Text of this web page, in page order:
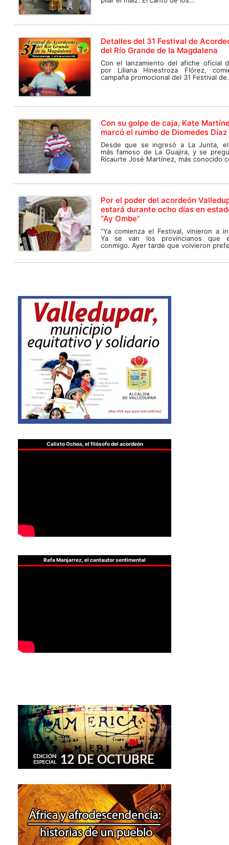
Detalles del 31 Festival de
del Río Grande de la Magdalena
Con el lanzamiento del afiche oficial
por Liliana Hinestroza Flórez,
campaña promocional del 31 Festival
Con su golpe de caja, Kate
marcó el rumbo de Diomedes Díaz
Desde que se ingresó a La Junta,
más famoso de La Guajira, y se
Ricaurte José Martínez, más conocido
Por el poder del acordeón
estará durante ocho días en
“Ay Ombe”
“Ya comienza el Festival, vinieron a
Ya se van los provincianos que
conmigo. Ayer tarde que volvieron
Calixto Ochoa, el filósofo del acordeón
Rafa Manjarrez, el cantautor sentimental